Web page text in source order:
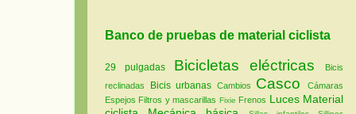
Banco de pruebas de material ciclista
29 pulgadas Bicicletas eléctricas
Bicis
reclinadas
Bicis urbanas Cambios Casco
Cámaras
Espejos Filtros y mascarillas Fixie Frenos Luces Material